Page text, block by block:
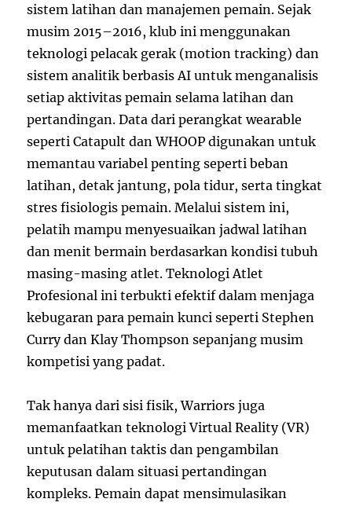
sistem latihan dan manajemen pemain. Sejak
musim 2015–2016, klub ini menggunakan
teknologi pelacak gerak (motion tracking) dan
sistem analitik berbasis AI untuk menganalisis
setiap aktivitas pemain selama latihan dan
pertandingan. Data dari perangkat wearable
seperti Catapult dan WHOOP digunakan untuk
memantau variabel penting seperti beban
latihan, detak jantung, pola tidur, serta tingkat
stres fisiologis pemain. Melalui sistem ini,
pelatih mampu menyesuaikan jadwal latihan
dan menit bermain berdasarkan kondisi tubuh
masing-masing atlet. Teknologi Atlet
Profesional ini terbukti efektif dalam menjaga
kebugaran para pemain kunci seperti Stephen
Curry dan Klay Thompson sepanjang musim
kompetisi yang padat.
Tak hanya dari sisi fisik, Warriors juga
memanfaatkan teknologi Virtual Reality (VR)
untuk pelatihan taktis dan pengambilan
keputusan dalam situasi pertandingan
kompleks. Pemain dapat mensimulasikan